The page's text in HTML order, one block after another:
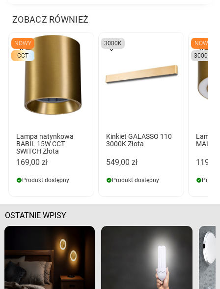
ZOBACZ RÓWNIEŻ
NOWY
CCT
Lampa natynkowa
BABIL 15W CCT
SWITCH Złota
169,00 zł
Produkt dostępny
3000K
Kinkiet GALASSO 110
3000K Złota
549,00 zł
Produkt dostępny
NOWY
3000K
Lampa
MALI
119,00
OSTATNIE WPISY